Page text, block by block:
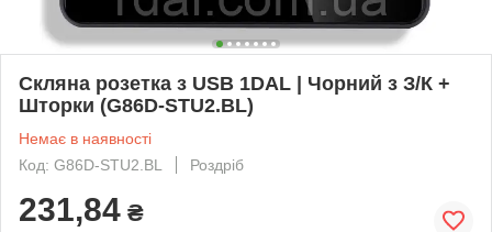
Скляна розетка з USB 1DAL | Чорний з З/К +
Шторки (G86D-STU2.BL)
Немає в наявності
Код: G86D-STU2.BL
Роздріб
231,84 ₴